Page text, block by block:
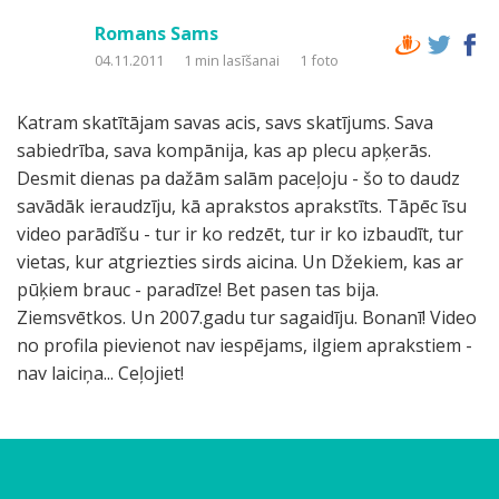
Romans Sams
04.11.2011 1 min lasīšanai 1 foto
Katram skatītājam savas acis, savs skatījums. Sava
sabiedrība, sava kompānija, kas ap plecu apķerās.
Desmit dienas pa dažām salām paceļoju - šo to daudz
savādāk ieraudzīju, kā aprakstos aprakstīts. Tāpēc īsu
video parādīšu - tur ir ko redzēt, tur ir ko izbaudīt, tur
vietas, kur atgriezties sirds aicina. Un Džekiem, kas ar
pūķiem brauc - paradīze! Bet pasen tas bija.
Ziemsvētkos. Un 2007.gadu tur sagaidīju. Bonanī! Video
no profila pievienot nav iespējams, ilgiem aprakstiem -
nav laiciņa... Ceļojiet!